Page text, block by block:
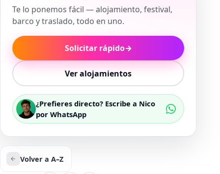
Te lo ponemos fácil — alojamiento, festival,
barco y traslado, todo en uno.
Solicitar rápido→
Ver alojamientos
¿Prefieres directo? Escribe a Nico
por WhatsApp
Volver a A–Z